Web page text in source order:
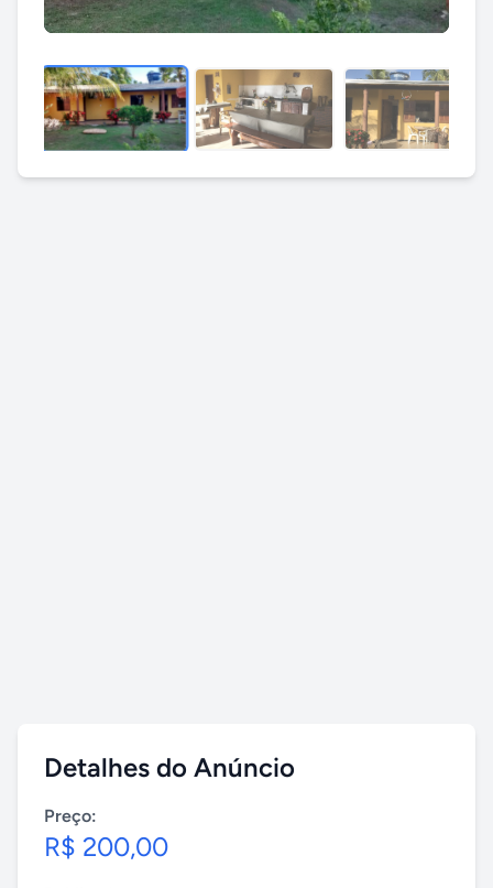
Detalhes do Anúncio
Preço:
R$ 200,00